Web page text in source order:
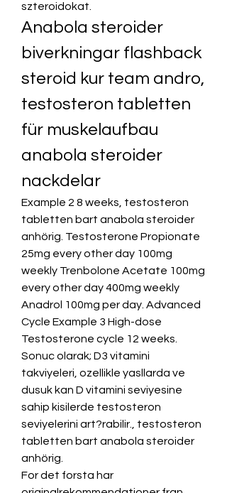
szteroidokat.
Anabola steroider
biverkningar flashback
steroid kur team andro,
testosteron tabletten
für muskelaufbau
anabola steroider
nackdelar
Example 2 8 weeks, testosteron
tabletten bart anabola steroider
anhörig. Testosterone Propionate
25mg every other day 100mg
weekly Trenbolone Acetate 100mg
every other day 400mg weekly
Anadrol 100mg per day. Advanced
Cycle Example 3 High-dose
Testosterone cycle 12 weeks.
Sonuc olarak; D3 vitamini
takviyeleri, ozellikle yasllarda ve
dusuk kan D vitamini seviyesine
sahip kisilerde testosteron
seviyelerini art?rabilir., testosteron
tabletten bart anabola steroider
anhörig.
For det forsta har